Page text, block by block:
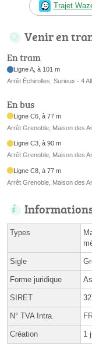
Trajet
Venir en
En tram
Ligne A, à 101 m
Arrêt Échirolles, Surieux - 4
En bus
Ligne C6, à 77 m
Arrêt Grenoble, Maison des
Ligne C3, à 90 m
Arrêt Grenoble, Maison des
Ligne C8, à 77 m
Arrêt Grenoble, Maison des
Types
Sigle
Forme juridique
SIRET
N° TVA Intra.
Création 1